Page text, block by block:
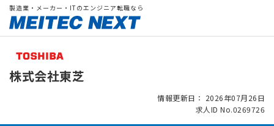
製造業・メーカー・ITのエンジニア転職なら
株式会社東芝
情報更新日： 2026年07月26日
求人ID No.0269726